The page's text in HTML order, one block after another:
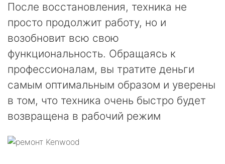
После восстановления, техника не
просто продолжит работу, но и
возобновит всю свою
функциональность. Обращаясь к
профессионалам, вы тратите деньги
самым оптимальным образом и уверены
в том, что техника очень быстро будет
возвращена в рабочий режим